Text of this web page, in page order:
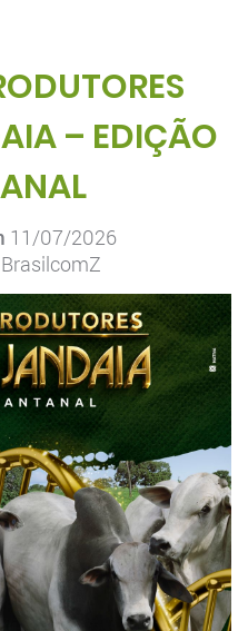
– EDIÇÃO
11/07/2026